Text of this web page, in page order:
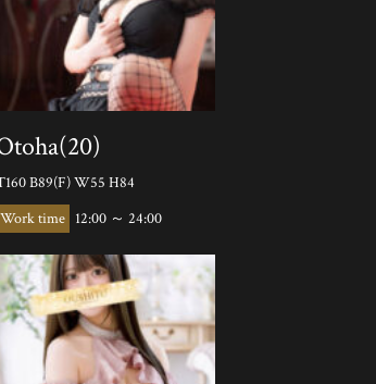
B89(F) W55 H84
12:00 ～ 24:00